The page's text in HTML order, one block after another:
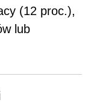
(12 proc.),
lub